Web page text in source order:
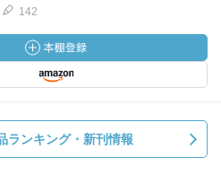
142
ランキング・新刊情報